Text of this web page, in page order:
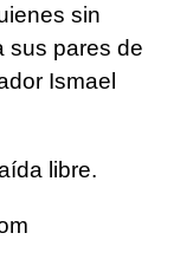
sin
sus pares de
Ismael
libre.